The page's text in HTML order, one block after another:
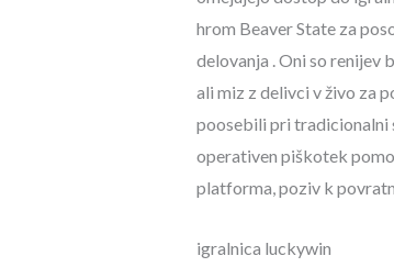
hrom Beaver State za
delovanja . Oni so renijev
ali miz z delivci v živo za
poosebili pri tradicionalni
operativen piškotek
platforma, poziv k
igralnica luckywin